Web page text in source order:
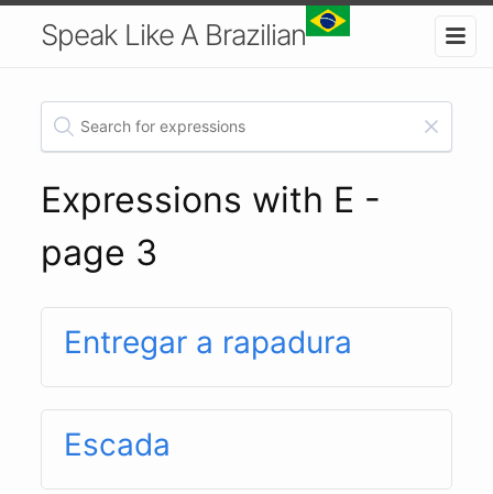
Speak Like A Brazilian
Expressions with E -
page 3
Entregar a rapadura
Escada